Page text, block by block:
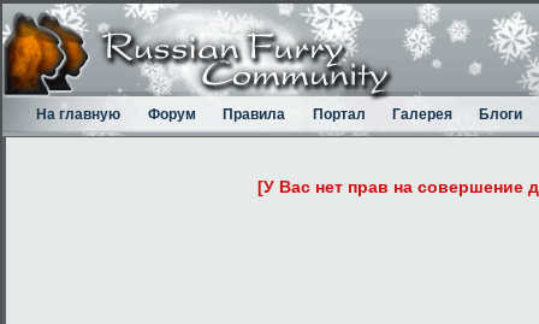
На главную Форум Правила Портал Галерея Блоги
[У Вас нет прав на совершение